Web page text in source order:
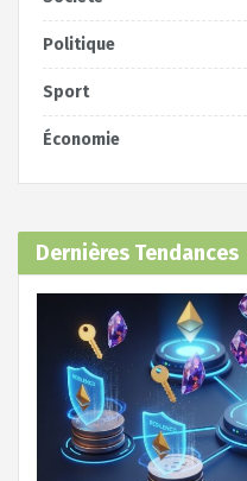
Politique
Sport
Économie
Dernières Tendances